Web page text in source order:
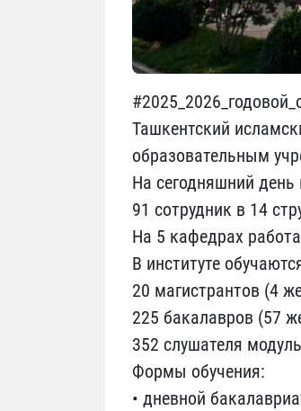
Ташкентский
образовательным
На сегодняшний день
91 сотрудник в 14
На 5 кафедрах
В институте
20 магистрантов (4
225 бакалавров (57
352 слушателя
Формы обучения:
• дневной